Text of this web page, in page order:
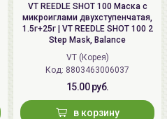
VT REEDLE SHOT 100 Маска с
микроиглами двухступенчатая,
1.5г+25г | VT REEDLE SHOT 100 2
Step Mask, Balance
VT (Корея)
Код: 8803463006037
15.00 руб.
в корзину